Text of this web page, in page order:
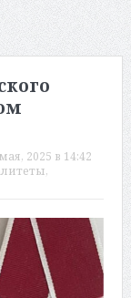
2025 в 14:42
,